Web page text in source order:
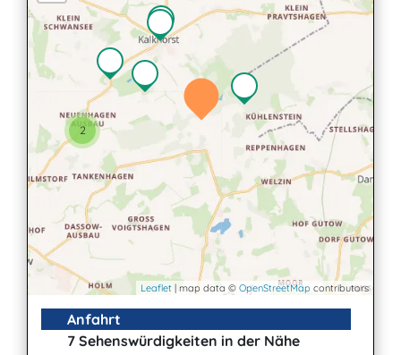
2
Leaflet | map data © OpenStreetMap contributors
Anfahrt
7 Sehenswürdigkeiten in der Nähe